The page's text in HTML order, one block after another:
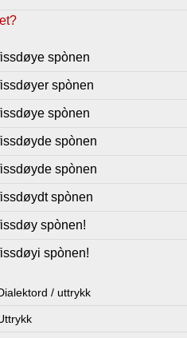
spònen
spònen
spònen
spònen
spònen
spònen
spònen!
spònen!
/ uttrykk